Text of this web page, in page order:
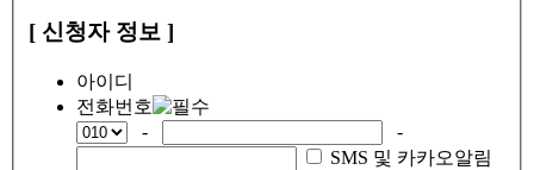
[ 신청자 정보 ]
아이디
전화번호
-
-
SMS 및 카카오알림